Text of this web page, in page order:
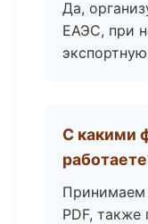
Да,
ЕАЭС, при
С какими
Принимаем
PDF, также